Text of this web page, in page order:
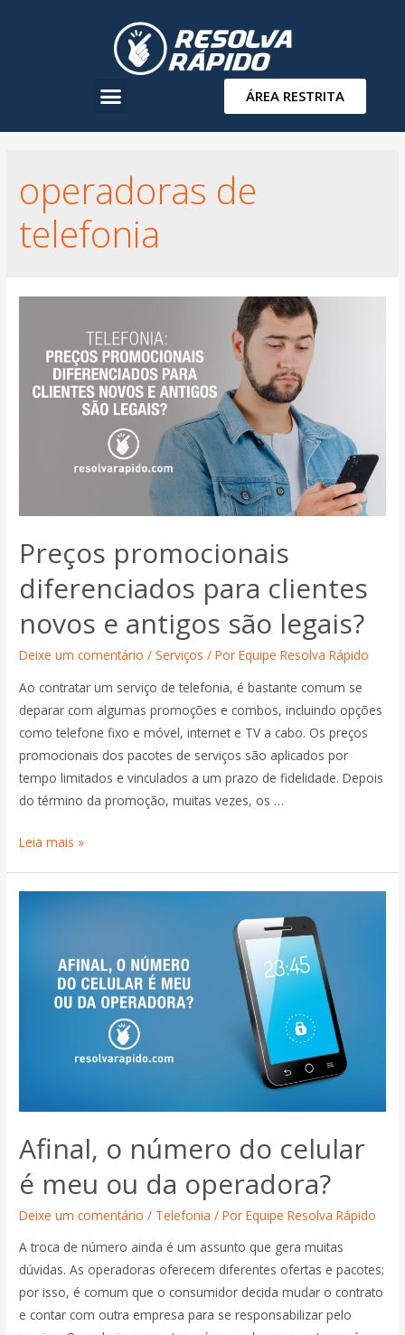
ÁREA RESTRITA
operadoras de
telefonia
Preços promocionais
diferenciados para clientes
novos e antigos são legais?
Deixe um comentário /Serviços / PorEquipe Resolva Rápido
Ao contratar um serviço de telefonia, é bastante comum se
deparar com algumas promoções e combos, incluindo opções
como telefone fixo e móvel, internet e TV a cabo. Os preços
promocionais dos pacotes de serviços são aplicados por
tempo limitados e vinculados a um prazo de fidelidade. Depois
do término da promoção, muitas vezes, os …
Leia mais »
Afinal, o número do celular
é meu ou da operadora?
Deixe um comentário / Telefonia / PorEquipe Resolva Rápido
A troca de número ainda é um assunto que gera muitas
dúvidas. As operadoras oferecem diferentes ofertas e pacotes;
por isso, é comum que o consumidor decida mudar o contrato
e contar com outra empresa para se responsabilizar pelo